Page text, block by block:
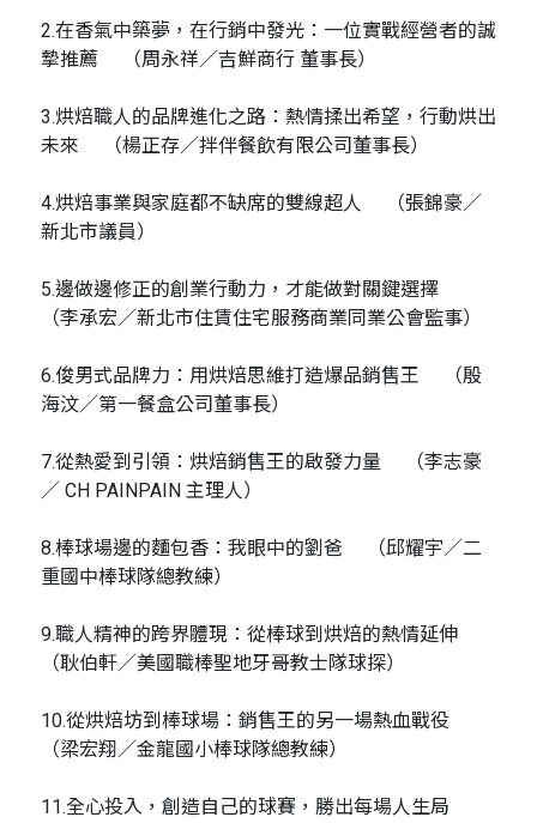
2.在香氣中築夢，在行銷中發光：一位實戰經營者的誠
摯推薦 （周永祥／吉鮮商行 董事長）
3.烘焙職人的品牌進化之路：熱情揉出希望，行動烘出
未來 （楊正存／拌伴餐飲有限公司董事長）
4.烘焙事業與家庭都不缺席的雙線超人 （張錦豪／
新北市議員）
5.邊做邊修正的創業行動力，才能做對關鍵選擇
（李承宏／新北市住賃住宅服務商業同業公會監事）
6.俊男式品牌力：用烘焙思維打造爆品銷售王 （殷
海汶／第一餐盒公司董事長）
7.從熱愛到引領：烘焙銷售王的啟發力量 （李志豪
／ CH PAINPAIN 主理人）
8.棒球場邊的麵包香：我眼中的劉爸 （邱耀宇／二
重國中棒球隊總教練）
9.職人精神的跨界體現：從棒球到烘焙的熱情延伸
（耿伯軒／美國職棒聖地牙哥教士隊球探）
10.從烘焙坊到棒球場：銷售王的另一場熱血戰役
（梁宏翔／金龍國小棒球隊總教練）
11.全心投入，創造自己的球賽，勝出每場人生局